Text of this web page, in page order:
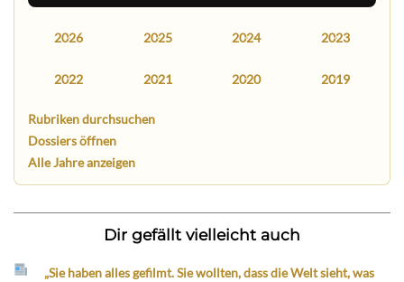
2026 2025 2024 2023
2022 2021 2020 2019
Rubriken durchsuchen
Dossiers öffnen
Alle Jahre anzeigen
Dir gefällt vielleicht auch
„Sie haben alles gefilmt. Sie wollten, dass die Welt sieht, was